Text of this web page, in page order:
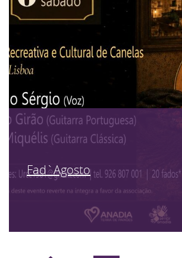
Fad`Agosto